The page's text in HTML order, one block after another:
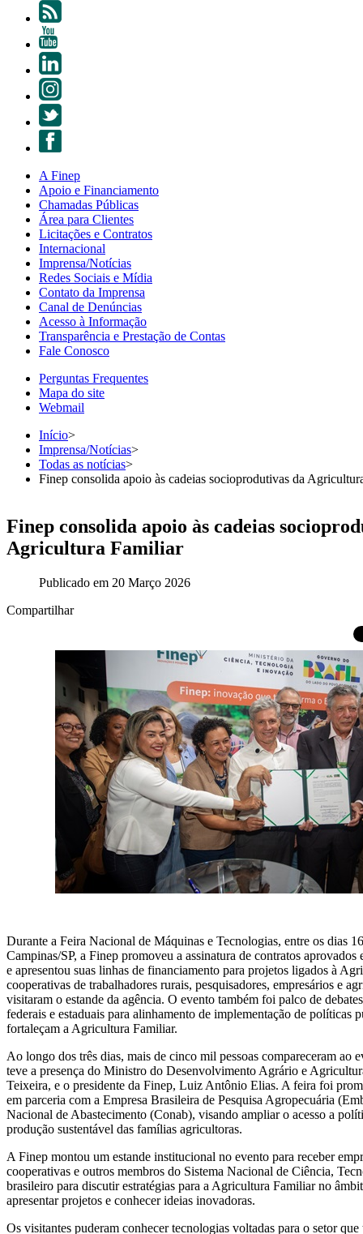
A Finep
Apoio e Financiamento
Chamadas Públicas
Área para Clientes
Licitações e Contratos
Internacional
Imprensa/Notícias
Redes Sociais e Mídia
Contato da Imprensa
Canal de Denúncias
Acesso à Informação
Transparência e Prestação de Contas
Fale Conosco
Perguntas Frequentes
Mapa do site
Webmail
Início>
Imprensa/Notícias>
Todas as notícias>
Finep consolida apoio às cadeias socioprodutivas da
Finep consolida apoio às cadeias
Agricultura Familiar
Publicado em 20 Março 2026
Compartilhar
Durante a Feira Nacional de Máquinas e Tecnologias, entre os dias
Campinas/SP, a Finep promoveu a assinatura de contratos aprovados
e apresentou suas linhas de financiamento para projetos ligados à
cooperativas de trabalhadores rurais, pesquisadores, empresários e
visitaram o estande da agência. O evento também foi palco de
federais e estaduais para alinhamento de implementação de políticas
fortaleçam a Agricultura Familiar.
Ao longo dos três dias, mais de cinco mil pessoas compareceram ao
teve a presença do Ministro do Desenvolvimento Agrário e
Teixeira, e o presidente da Finep, Luiz Antônio Elias. A feira foi
em parceria com a Empresa Brasileira de Pesquisa Agropecuária
Nacional de Abastecimento (Conab), visando ampliar o acesso a
produção sustentável das famílias agricultoras.
A Finep montou um estande institucional no evento para receber
cooperativas e outros membros do Sistema Nacional de Ciência,
brasileiro para discutir estratégias para a Agricultura Familiar no
apresentar projetos e conhecer ideias inovadoras.
Os visitantes puderam conhecer tecnologias voltadas para o setor